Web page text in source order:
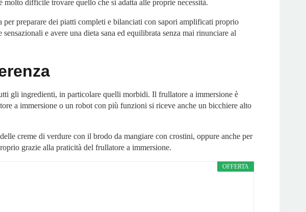
difficile trovare quello che si adatta alle proprie necessità.
preparare dei piatti completi e bilanciati con sapori amplificati proprio
e avere una dieta sana ed equilibrata senza mai rinunciare al
gli ingredienti, in particolare quelli morbidi. Il frullatore a immersione è
a immersione o un robot con più funzioni si riceve anche un bicchiere alto
creme di verdure con il brodo da mangiare con crostini, oppure anche per
grazie alla praticità del frullatore a immersione.
OFFERTA